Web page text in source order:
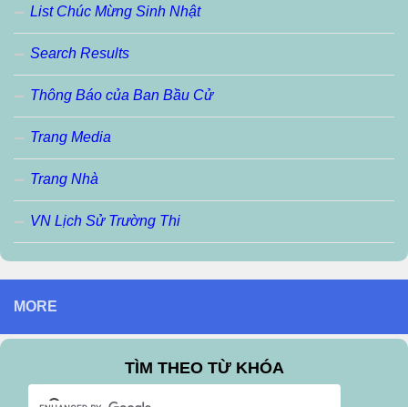
List Chúc Mừng Sinh Nhật
Search Results
Thông Báo của Ban Bầu Cử
Trang Media
Trang Nhà
VN Lịch Sử Trường Thi
MORE
TÌM THEO TỪ KHÓA